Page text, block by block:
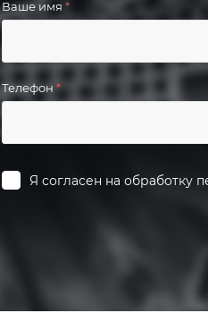
Ваше имя *
Телефон *
Я согласен на обработку